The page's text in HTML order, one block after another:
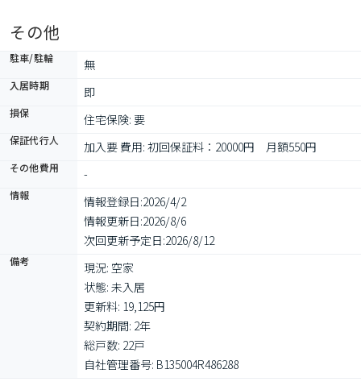
その他
駐車/駐輪 無
入居時期 即
損保 住宅保険: 要
保証代行人 加入要 費用: 初回保証料：20000円　月額550円
その他費用 -
情報 情報登録日:2026/4/2
情報更新日:2026/8/6
次回更新予定日:2026/8/12
備考
現況: 空家
状態: 未入居
更新料: 19,125円
契約期間: 2年
総戸数: 22戸
自社管理番号: B135004R486288